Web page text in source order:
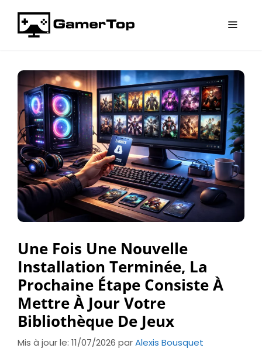
Une Fois Une Nouvelle
Installation Terminée, La
Prochaine Étape Consiste À
Mettre À Jour Votre
Bibliothèque De Jeux
Mis à jour le: 11/07/2026 parAlexis Bousquet